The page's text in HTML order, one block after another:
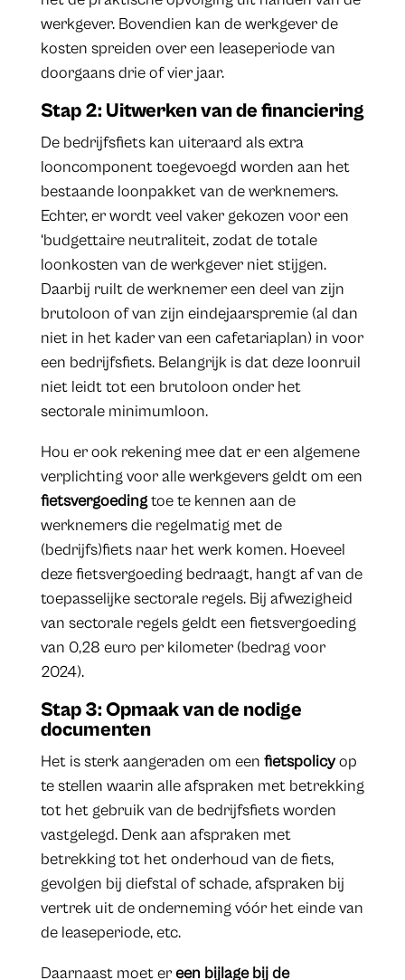
werkgever. Bovendien kan de werkgever de
kosten spreiden over een leaseperiode van
doorgaans drie of vier jaar.
Stap 2: Uitwerken van de financiering
De bedrijfsfiets kan uiteraard als extra
looncomponent toegevoegd worden aan het
bestaande loonpakket van de werknemers.
Echter, er wordt veel vaker gekozen voor een
‘budgettaire neutraliteit, zodat de totale
loonkosten van de werkgever niet stijgen.
Daarbij ruilt de werknemer een deel van zijn
brutoloon of van zijn eindejaarspremie (al dan
niet in het kader van een cafetariaplan) in voor
een bedrijfsfiets. Belangrijk is dat deze loonruil
niet leidt tot een brutoloon onder het
sectorale minimumloon.
Hou er ook rekening mee dat er een algemene
verplichting voor alle werkgevers geldt om een
fietsvergoedingtoe te kennen aan de
werknemers die regelmatig met de
(bedrijfs)fiets naar het werk komen. Hoeveel
deze fietsvergoeding bedraagt, hangt af van de
toepasselijke sectorale regels. Bij afwezigheid
van sectorale regels geldt een fietsvergoeding
van 0,28 euro per kilometer (bedrag voor
2024).
Stap 3: Opmaak van de nodige
documenten
Het is sterk aangeraden om een fietspolicyop
te stellen waarin alle afspraken met betrekking
tot het gebruik van de bedrijfsfiets worden
vastgelegd. Denk aan afspraken met
betrekking tot het onderhoud van de fiets,
gevolgen bij diefstal of schade, afspraken bij
vertrek uit de onderneming vóór het einde van
de leaseperiode, etc.
Daarnaast moet ereen bijlage bij de